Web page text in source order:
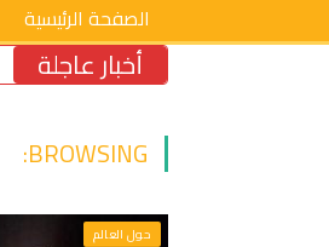
الصفحة الرئيسية
أخبار عاجلة
BROWSING:
حول العالم